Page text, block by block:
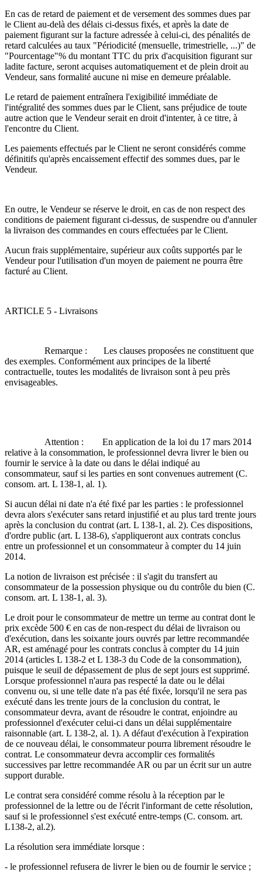
En cas de retard de paiement et de versement des sommes dues par
le Client au-delà des délais ci-dessus fixés, et après la date de
paiement figurant sur la facture adressée à celui-ci, des pénalités de
retard calculées au taux "Périodicité (mensuelle, trimestrielle, ...)" de
"Pourcentage"% du montant TTC du prix d'acquisition figurant sur
ladite facture, seront acquises automatiquement et de plein droit au
Vendeur, sans formalité aucune ni mise en demeure préalable.
Le retard de paiement entraînera l'exigibilité immédiate de
l'intégralité des sommes dues par le Client, sans préjudice de toute
autre action que le Vendeur serait en droit d'intenter, à ce titre, à
l'encontre du Client.
Les paiements effectués par le Client ne seront considérés comme
définitifs qu'après encaissement effectif des sommes dues, par le
Vendeur.
En outre, le Vendeur se réserve le droit, en cas de non respect des
conditions de paiement figurant ci-dessus, de suspendre ou d'annuler
la livraison des commandes en cours effectuées par le Client.
Aucun frais supplémentaire, supérieur aux coûts supportés par le
Vendeur pour l'utilisation d'un moyen de paiement ne pourra être
facturé au Client.
ARTICLE 5 - Livraisons
Remarque : Les clauses proposées ne constituent que
des exemples. Conformément aux principes de la liberté
contractuelle, toutes les modalités de livraison sont à peu près
envisageables.
Attention : En application de la loi du 17 mars 2014
relative à la consommation, le professionnel devra livrer le bien ou
fournir le service à la date ou dans le délai indiqué au
consommateur, sauf si les parties en sont convenues autrement (C.
consom. art. L 138-1, al. 1).
Si aucun délai ni date n'a été fixé par les parties : le professionnel
devra alors s'exécuter sans retard injustifié et au plus tard trente jours
après la conclusion du contrat (art. L 138-1, al. 2). Ces dispositions,
d'ordre public (art. L 138-6), s'appliqueront aux contrats conclus
entre un professionnel et un consommateur à compter du 14 juin
2014.
La notion de livraison est précisée : il s'agit du transfert au
consommateur de la possession physique ou du contrôle du bien (C.
consom. art. L 138-1, al. 3).
Le droit pour le consommateur de mettre un terme au contrat dont le
prix excède 500 € en cas de non-respect du délai de livraison ou
d'exécution, dans les soixante jours ouvrés par lettre recommandée
AR, est aménagé pour les contrats conclus à compter du 14 juin
2014 (articles L 138-2 et L 138-3 du Code de la consommation),
puisque le seuil de dépassement de plus de sept jours est supprimé.
Lorsque professionnel n'aura pas respecté la date ou le délai
convenu ou, si une telle date n'a pas été fixée, lorsqu'il ne sera pas
exécuté dans les trente jours de la conclusion du contrat, le
consommateur devra, avant de résoudre le contrat, enjoindre au
professionnel d'exécuter celui-ci dans un délai supplémentaire
raisonnable (art. L 138-2, al. 1). A défaut d'exécution à l'expiration
de ce nouveau délai, le consommateur pourra librement résoudre le
contrat. Le consommateur devra accomplir ces formalités
successives par lettre recommandée AR ou par un écrit sur un autre
support durable.
Le contrat sera considéré comme résolu à la réception par le
professionnel de la lettre ou de l'écrit l'informant de cette résolution,
sauf si le professionnel s'est exécuté entre-temps (C. consom. art.
L138-2, al.2).
La résolution sera immédiate lorsque :
- le professionnel refusera de livrer le bien ou de fournir le service ;